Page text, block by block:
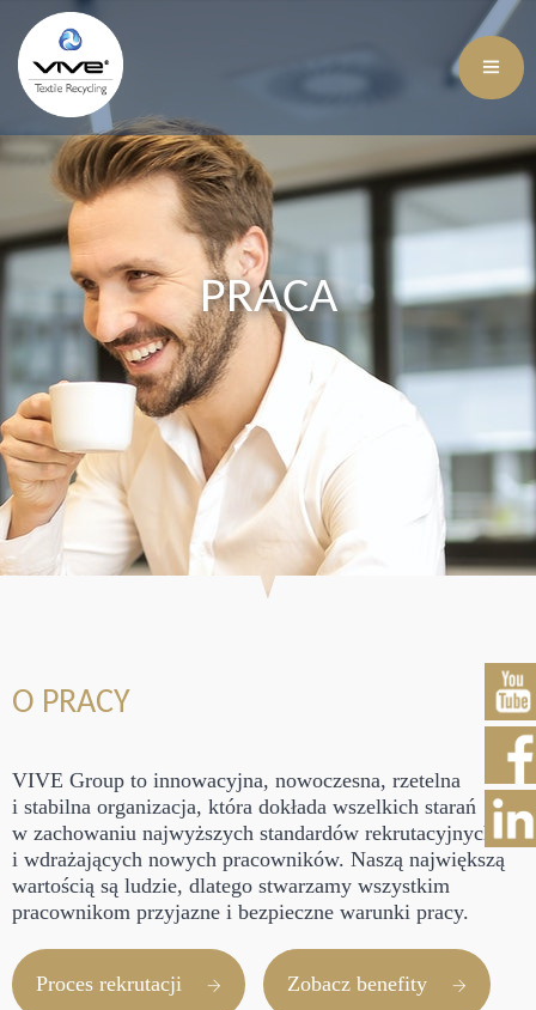
PRACA
O PRACY
VIVE Group to innowacyjna, nowoczesna, rzetelna
i stabilna organizacja, która dokłada wszelkich starań
w zachowaniu najwyższych standardów rekrutacyjnych
i wdrażających nowych pracowników. Naszą największą
wartością są ludzie, dlatego stwarzamy wszystkim
pracownikom przyjazne i bezpieczne warunki pracy.
Proces rekrutacji Zobacz benefity